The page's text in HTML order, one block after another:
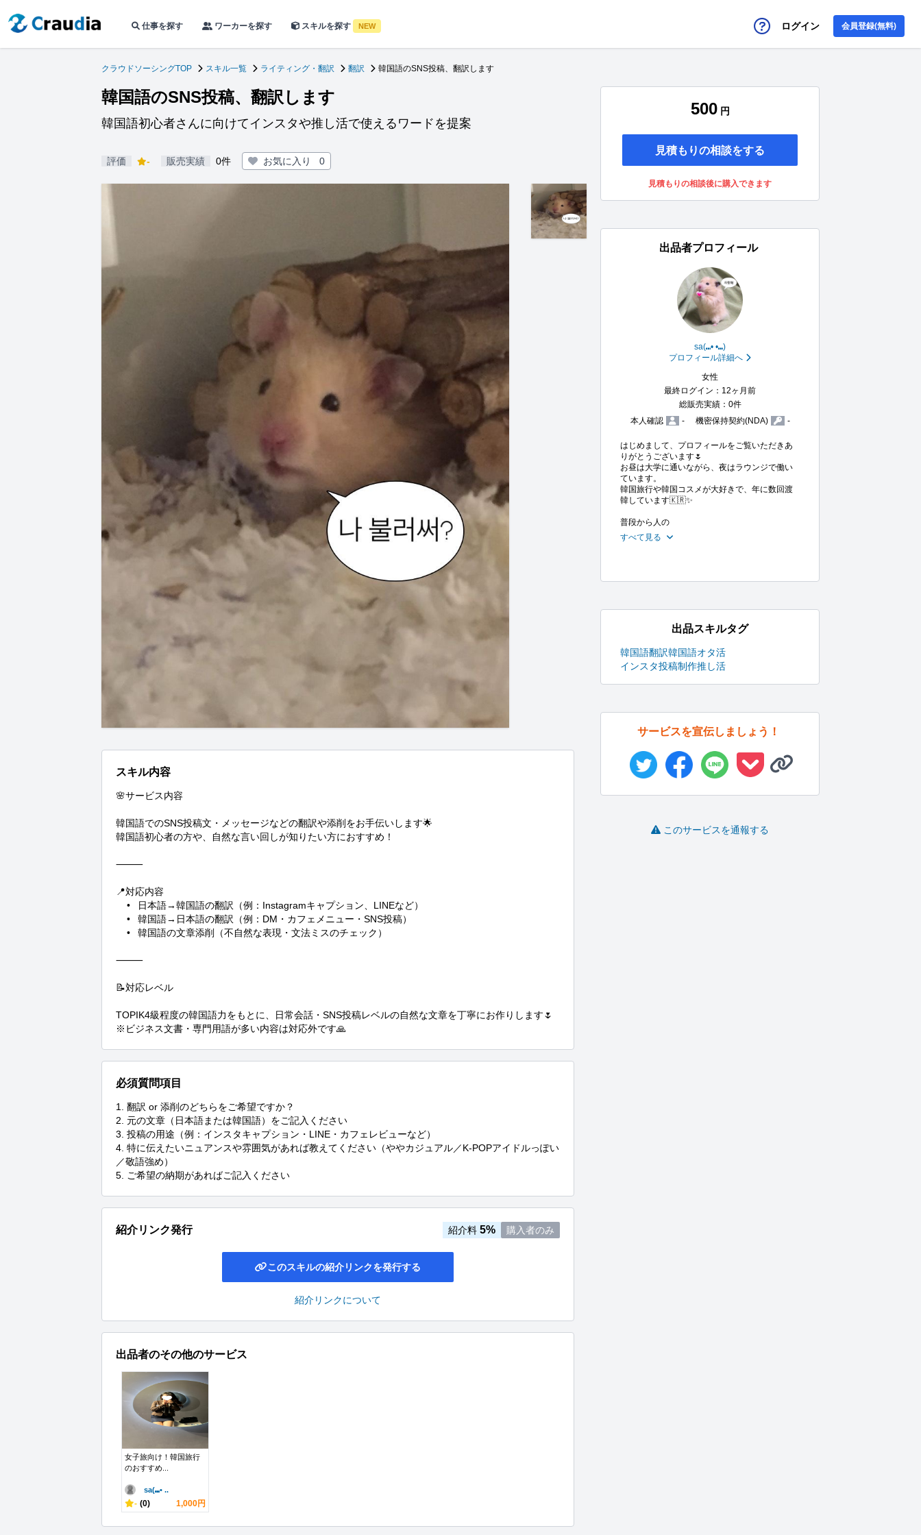
仕事を探す ワーカーを探す スキルを探す NEW ログイン 会員登録(無料)
クラウドソーシングTOP スキル一覧 ライティング・翻訳 翻訳 韓国語のSNS投稿、翻訳します
韓国語のSNS投稿、翻訳します
韓国語初心者さんに向けてインスタや推し活で使えるワードを提案
評価 - 販売実績 0件 お気に入り 0
スキル内容
🌸サービス内容
韓国語でのSNS投稿文・メッセージなどの翻訳や添削をお手伝いします🌟
韓国語初心者の方や、自然な言い回しが知りたい方におすすめ！
⸻
📍対応内容
⸻
📝対応レベル
TOPIK4級程度の韓国語力をもとに、日常会話・SNS投稿レベルの自然な文章を丁寧にお作りします🌷
※ビジネス文書・専門用語が多い内容は対応外です🙏
必須質問項目
1.	翻訳 or 添削のどちらをご希望ですか？
2.	元の文章（日本語または韓国語）をご記入ください
3.	投稿の用途（例：インスタキャプション・LINE・カフェレビューなど）
4.	特に伝えたいニュアンスや雰囲気があれば教えてください（ややカジュアル／K-POPアイドルっぽい
／敬語強め）
5.	ご希望の納期があればご記入ください
紹介リンク発行 紹介料 5% 購入者のみ
このスキルの紹介リンクを発行する
紹介リンクについて
出品者のその他のサービス
女子旅向け！韓国旅行
のおすすめ...
sa(⑉• ..
- (0) 1,000円
500 円
見積もりの相談をする
見積もりの相談後に購入できます
出品者プロフィール
sa(⑉• •⑉)
プロフィール詳細へ
女性
最終ログイン：12ヶ月前
総販売実績：0件
本人確認
- 機密保持契約(NDA) -
はじめまして、プロフィールをご覧いただきあ
りがとうございます🌷
お昼は大学に通いながら、夜はラウンジで働い
ています。
韓国旅行や韓国コスメが大好きで、年に数回渡
韓しています🇰🇷✨
普段から人の
すべて見る
出品スキルタグ
韓国語翻訳韓国語オタ活
インスタ投稿制作推し活
サービスを宣伝しましょう！
このサービスを通報する